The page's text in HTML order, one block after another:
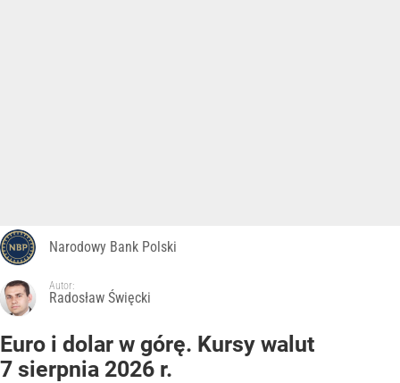
Narodowy Bank Polski
Autor:
Radosław Święcki
Euro i dolar w górę. Kursy walut
7 sierpnia 2026 r.